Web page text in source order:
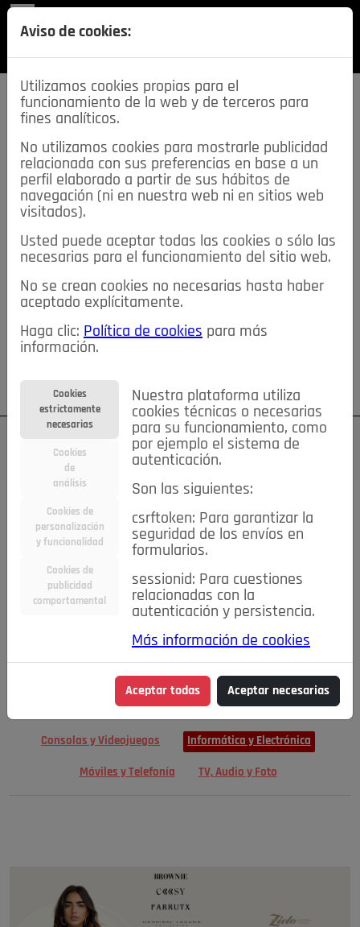
SECCIONES
descarga esta
REVISTA
≡NOTICIAS
NOTICIAS SERVICIOS DE INTERÉS
TABLÓN DE ANUNCIOS MIS ANUNCIOS CONTACTO
NOSOTROS
Su cuenta Regístrese ¿Olvidó su contraseña?
TODAS Deporte Bicicletas Deportes y Ocio
Electrodomésticos
Niños y Bebés Inmobiliaria Construcción y Reformas
Moda Accesorios Ropa Motor
Motor y Accesorios Motos Ocio
Cine, Libros y Música Coleccionismo Otros Otros
Empleo Servicios Tecnología
Consolas y Videojuegos Informática y Electrónica
Móviles y Telefonía TV, Audio y Foto
Aviso de cookies:
Utilizamos cookies propias para el
funcionamiento de la web y de terceros para
fines analíticos.
No utilizamos cookies para mostrarle publicidad
relacionada con sus preferencias en base a un
perfil elaborado a partir de sus hábitos de
navegación (ni en nuestra web ni en sitios web
visitados).
Usted puede aceptar todas las cookies o sólo las
necesarias para el funcionamiento del sitio web.
No se crean cookies no necesarias hasta haber
aceptado explícitamente.
Haga clic: Política de cookies para más
información.
Cookies
estrictamente
necesarias
Cookies
de
análisis
Cookies de
personalización
y funcionalidad
Cookies de
publicidad
comportamental
Nuestra plataforma utiliza
cookies técnicas o necesarias
para su funcionamiento, como
por ejemplo el sistema de
autenticación.
Son las siguientes:
csrftoken: Para garantizar la
seguridad de los envíos en
formularios.
sessionid: Para cuestiones
relacionadas con la
autenticación y persistencia.
Más información de cookies
Aceptar todas Aceptar necesarias